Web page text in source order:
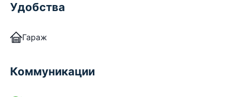
Удобства
Гараж
Коммуникации